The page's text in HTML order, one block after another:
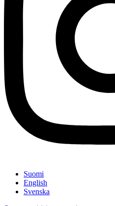
Suomi
English
Svenska